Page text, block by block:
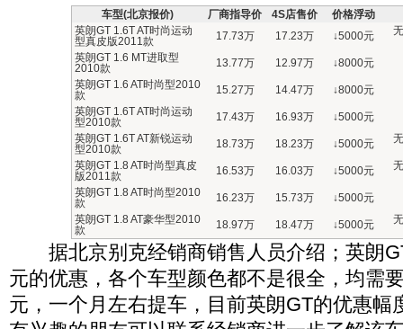
车型(北京报价) 厂商指导价 4S店售价
价格浮动
英朗GT 1.6T AT时尚运动
型真皮版2011款
17.73万 17.23万 ↓5000元
英朗GT 1.6 MT进取型
2010款
13.77万 12.97万 ↓8000元
英朗GT 1.6 AT时尚型2010
款
15.27万 14.47万 ↓8000元
英朗GT 1.6T AT时尚运动
型2010款
17.43万 16.93万 ↓5000元
英朗GT 1.6T AT新锐运动
型2010款
18.73万 18.23万 ↓5000元
英朗GT 1.8 AT时尚型真皮
版2011款
16.53万 16.03万 ↓5000元
英朗GT 1.8 AT时尚型2010
款
16.23万 15.73万 ↓5000元
英朗GT 1.8 AT豪华型2010
款
18.97万 18.47万 ↓5000元
据北京别克经销商销售人员介绍；英朗
元的优惠，各个车型颜色都不是很全，均需
元，一个月左右提车，目前英朗GT的优惠幅